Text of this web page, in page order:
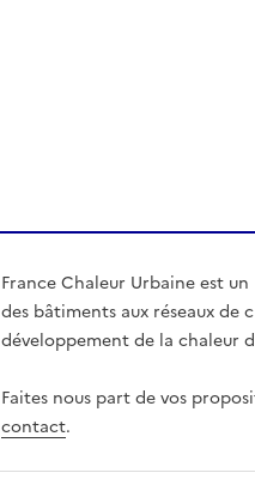
France Chaleur Urbaine est
des bâtiments aux réseaux
développement de la chaleur
Faites nous part de vos
contact.